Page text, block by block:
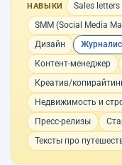
НАВЫКИ
Sales
SMM (Social Media
Дизайн
Контент-менеджер
Креатив/
Недвижимость и
Пресс-релизы
Тексты про